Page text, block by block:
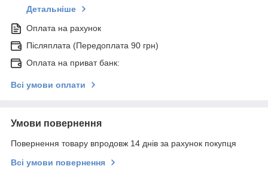
Детальніше
Оплата на рахунок
Післяплата (Передоплата 90 грн)
Оплата на приват банк:
Всі умови оплати
Умови повернення
Повернення товару впродовж 14 днів за рахунок покупця
Всі умови повернення